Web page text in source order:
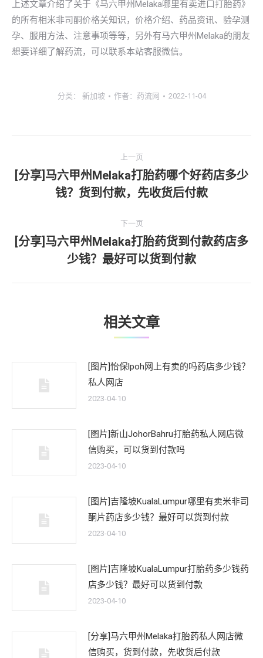
上述文章介绍了关于《马六甲州Melaka哪里有卖进口打胎药》
的所有相米非司酮价格关知识，价格介绍、药品资讯、验孕测
孕、服用方法、注意事项等等，另外有马六甲州Melaka的朋友
想要详细了解药流，可以联系本站客服微信。
分类： 新加坡 作者： 药流网 2022-11-04
章
上一页
上
一
[分享]马六甲州Melaka打胎药哪个好药店多少
钱？货到付款，先收货后付款
下一页
下
一
文
[分享]马六甲州Melaka打胎药货到付款药店多
少钱？最好可以货到付款
相关文章
[图片]怡保lpoh网上有卖的吗药店多少钱？
私人网店
2023-04-10
[图片]新山JohorBahru打胎药私人网店微
信购买，可以货到付款吗
2023-04-10
[图片]吉隆坡KualaLumpur哪里有卖米非司
酮片药店多少钱？最好可以货到付款
2023-04-10
[图片]吉隆坡KualaLumpur打胎药多少钱药
店多少钱？最好可以货到付款
2023-04-10
[分享]马六甲州Melaka打胎药私人网店微
信购买，货到付款，先收货后付款